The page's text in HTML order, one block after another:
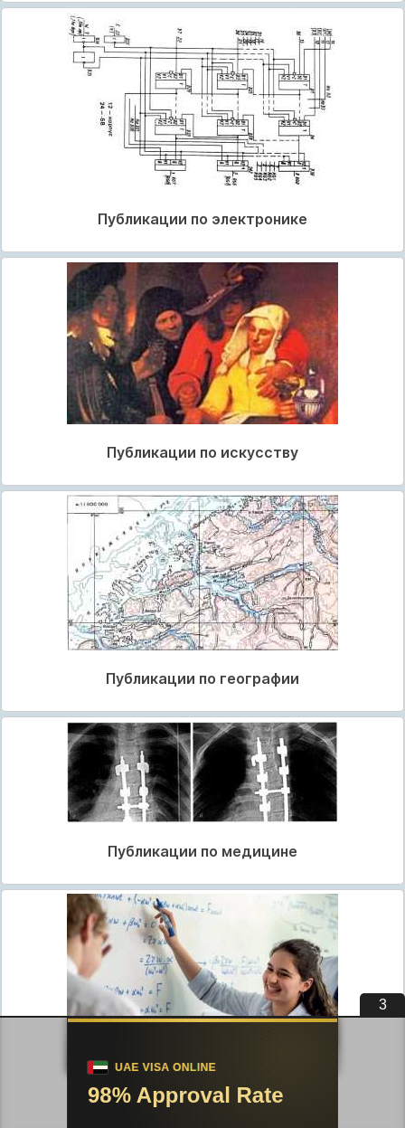
Публикации по электронике
Публикации по искусству
Публикации по географии
Публикации по медицине
Публикации по педагогике
2